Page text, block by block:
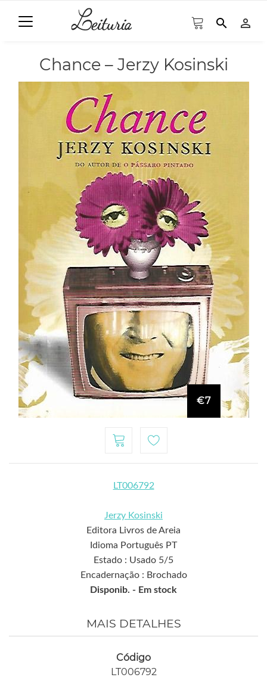
search person_outline
Chance – Jerzy Kosinski
€7
LT006792
Jerzy Kosinski
Editora Livros de Areia
Idioma Português PT
Estado : Usado 5/5
Encadernação : Brochado
Disponib. - Em stock
MAIS DETALHES
Código
LT006792